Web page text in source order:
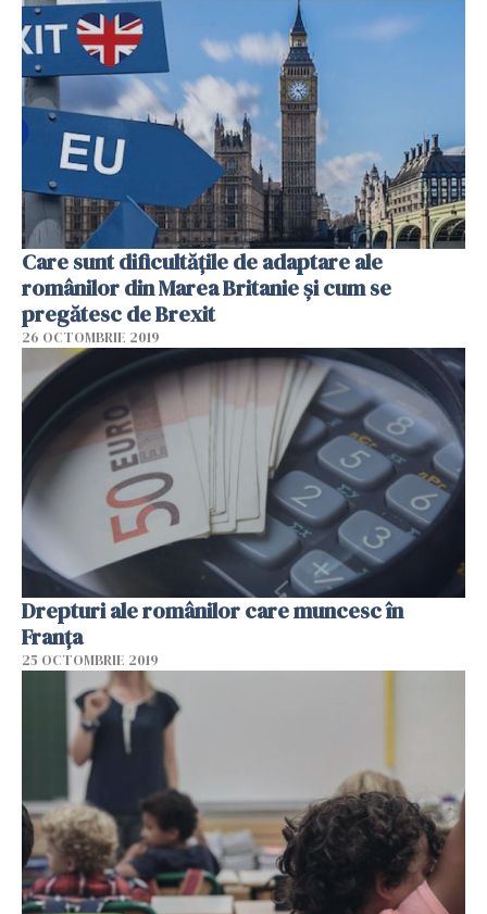
Care sunt dificultățile de adaptare ale
românilor din Marea Britanie și cum se
pregătesc de Brexit
26 OCTOMBRIE 2019
Drepturi ale românilor care muncesc în
Franța
25 OCTOMBRIE 2019